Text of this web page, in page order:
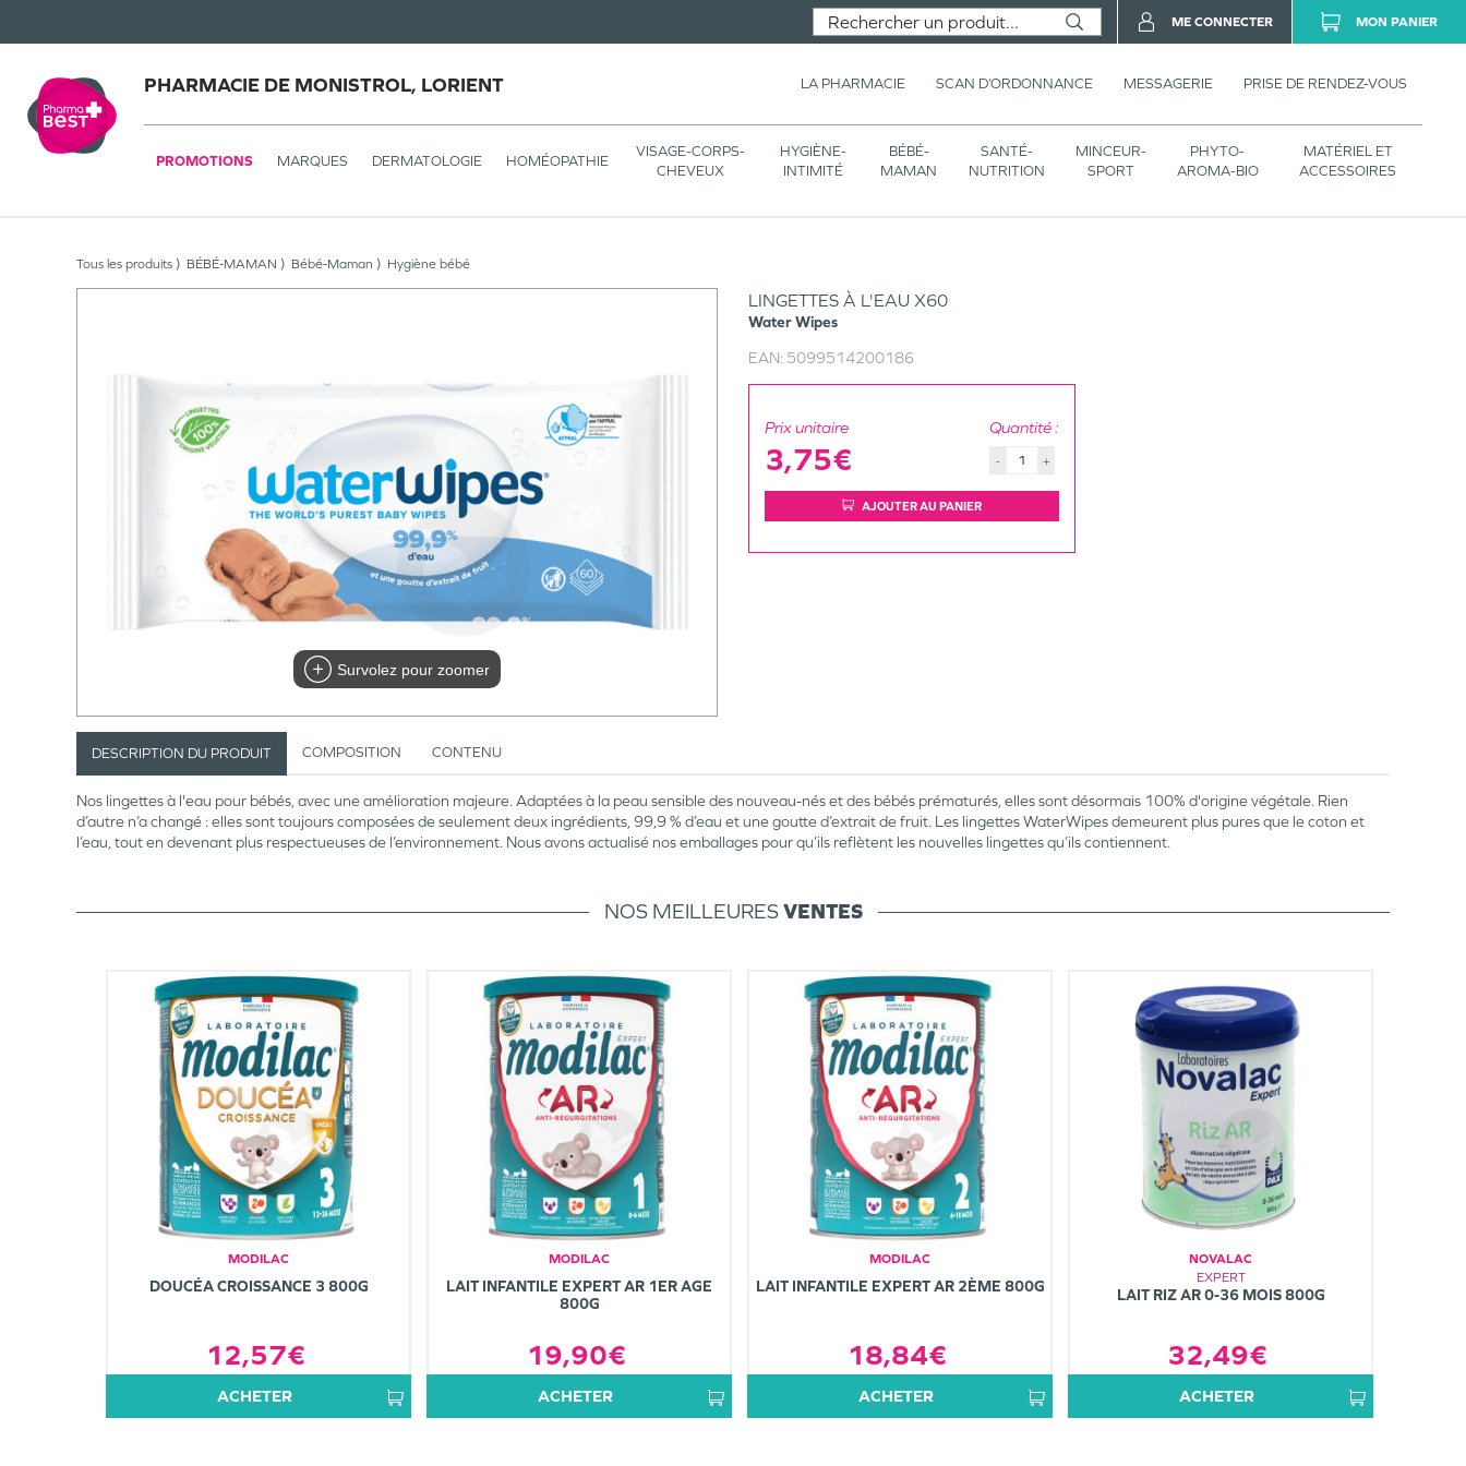
PHARMACIE DE MONISTROL, LORIENT LA PHARMACIE SCAN D’ORDONNANCE MESSAGERIE PRISE DE RENDEZ-VOUS
PROMOTIONS MARQUES DERMATOLOGIE HOMÉOPATHIE
VISAGE-CORPS-
CHEVEUX
HYGIÈNE-
INTIMITÉ
BÉBÉ-
MAMAN
SANTÉ-
NUTRITION
MINCEUR-
SPORT
PHYTO-
AROMA-BIO
MATÉRIEL ET
ACCESSOIRES
ME CONNECTER MON PANIER
Tous les produits BÉBÉ-MAMAN Bébé-Maman Hygiène bébé
Survolez pour zoomer
LINGETTES À L'EAU X60
Water Wipes
EAN: 5099514200186
Prix unitaire
3,75€
Quantité :
- +
AJOUTER AU PANIER
DESCRIPTION DU PRODUIT COMPOSITION CONTENU
Nos lingettes à l'eau pour bébés, avec une amélioration majeure. Adaptées à la peau sensible des nouveau-nés et des bébés prématurés, elles sont désormais 100% d'origine végétale. Rien
d’autre n’a changé : elles sont toujours composées de seulement deux ingrédients, 99,9 % d’eau et une goutte d’extrait de fruit. Les lingettes WaterWipes demeurent plus pures que le coton et
l’eau, tout en devenant plus respectueuses de l’environnement. Nous avons actualisé nos emballages pour qu’ils reflètent les nouvelles lingettes qu’ils contiennent.
NOS MEILLEURESVENTES
MODILAC
DOUCÉA CROISSANCE 3 800G
12,57€
ACHETER
MODILAC
LAIT INFANTILE EXPERT AR 1ER AGE
800G
19,90€
ACHETER
MODILAC
LAIT INFANTILE EXPERT AR 2ÈME 800G
18,84€
ACHETER
NOVALAC
EXPERT
LAIT RIZ AR 0-36 MOIS 800G
32,49€
ACHETER